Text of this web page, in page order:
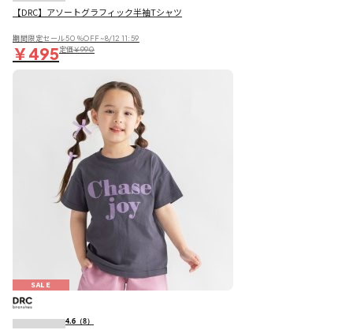
【DRC】アソートグラフィック半袖Tシャツ
期間限定セール50％OFF~8/12 11:59
￥495定価￥990
SALE
4.6 （8）